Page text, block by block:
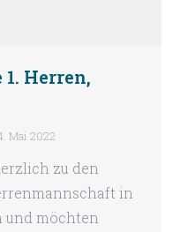
Herren,
Mai 2022
zu den
in
und möchten